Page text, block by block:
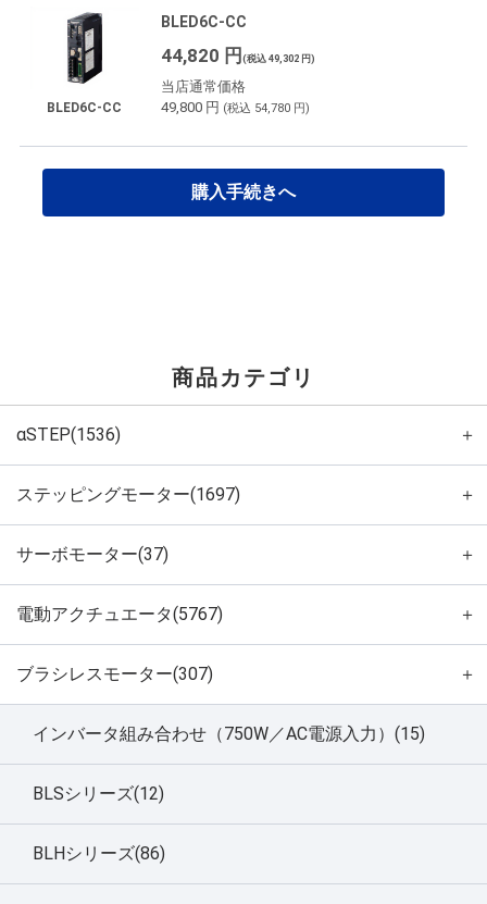
BLED6C-CC
BLED6C-CC
44,820 円 (税込 49,302 円)
当店通常価格
49,800 円 (税込 54,780 円)
購入手続きへ
商品カテゴリ
αSTEP(1536) ＋
ステッピングモーター(1697) ＋
サーボモーター(37) ＋
電動アクチュエータ(5767) ＋
ブラシレスモーター(307) ＋
インバータ組み合わせ（750W／AC電源入力）(15)
BLSシリーズ(12)
BLHシリーズ(86)